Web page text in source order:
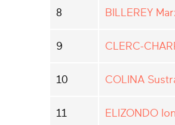
8 BILLEREY
9 CLERC-
10 COLINA
11 ELIZONDO Ion